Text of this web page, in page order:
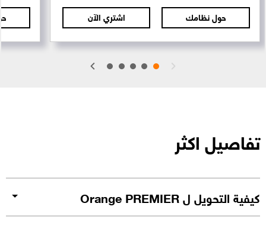
حول نظامك اشتري الآن
تفاصيل اكثر
كيفية التحويل ل Orange PREMIER